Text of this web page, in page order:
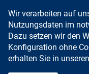
Wir verarbeiten auf
Nutzungsdaten im
Dazu setzen wir den
Konfiguration ohne
erhalten Sie in